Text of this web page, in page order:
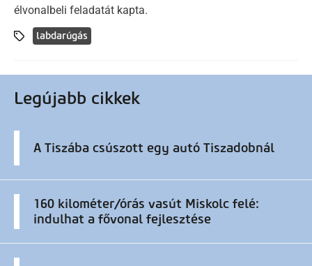
élvonalbeli feladatát kapta.
labdarúgás
Legújabb cikkek
A Tiszába csúszott egy autó Tiszadobnál
160 kilométer/órás vasút Miskolc felé:
indulhat a fővonal fejlesztése